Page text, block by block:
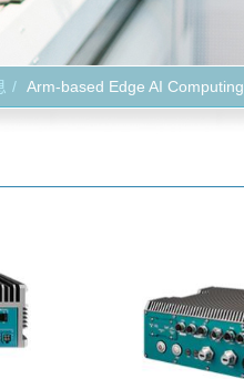
Arm-based Edge AI Computing